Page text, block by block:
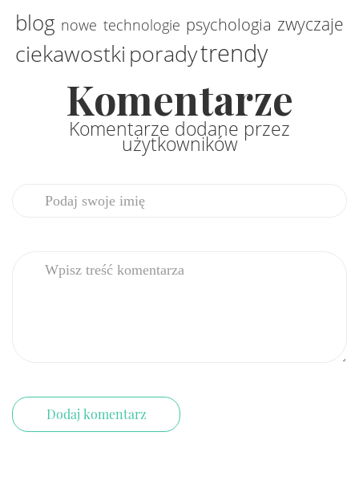
blog nowe technologie psychologia zwyczaje
ciekawostki poradytrendy
Komentarze
Komentarze dodane przez
użytkowników